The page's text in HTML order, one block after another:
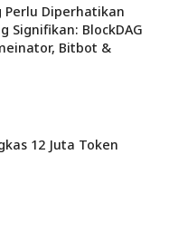
Perlu Diperhatikan
Signifikan: BlockDAG
Bitbot &
12 Juta Token